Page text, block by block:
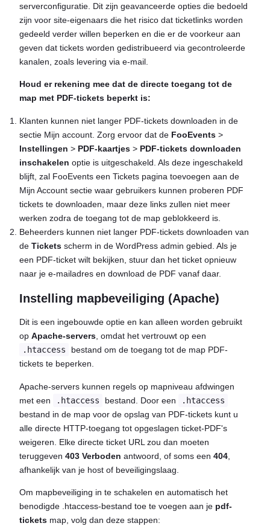
serverconfiguratie. Dit zijn geavanceerde opties die bedoeld
zijn voor site-eigenaars die het risico dat ticketlinks worden
gedeeld verder willen beperken en die er de voorkeur aan
geven dat tickets worden gedistribueerd via gecontroleerde
kanalen, zoals levering via e-mail.
Houd er rekening mee dat de directe toegang tot de
map met PDF-tickets beperkt is:
Klanten kunnen niet langer PDF-tickets downloaden in de
sectie Mijn account. Zorg ervoor dat de FooEvents >
Instellingen > PDF-kaartjes > PDF-tickets downloaden
inschakelen optie is uitgeschakeld. Als deze ingeschakeld
blijft, zal FooEvents een Tickets pagina toevoegen aan de
Mijn Account sectie waar gebruikers kunnen proberen PDF
tickets te downloaden, maar deze links zullen niet meer
werken zodra de toegang tot de map geblokkeerd is.
Beheerders kunnen niet langer PDF-tickets downloaden van
de Tickets scherm in de WordPress admin gebied. Als je
een PDF-ticket wilt bekijken, stuur dan het ticket opnieuw
naar je e-mailadres en download de PDF vanaf daar.
Instelling mapbeveiliging (Apache)
Dit is een ingebouwde optie en kan alleen worden gebruikt
op Apache-servers, omdat het vertrouwt op een
.htaccess
bestand om de toegang tot de map PDF-
tickets te beperken.
Apache-servers kunnen regels op mapniveau afdwingen
met een
.htaccess bestand. Door een
.htaccess
bestand in de map voor de opslag van PDF-tickets kunt u
alle directe HTTP-toegang tot opgeslagen ticket-PDF's
weigeren. Elke directe ticket URL zou dan moeten
teruggeven 403 Verboden antwoord, of soms een 404
afhankelijk van je host of beveiligingslaag.
Om mapbeveiliging in te schakelen en automatisch het
benodigde .htaccess-bestand toe te voegen aan je pdf-
tickets map, volg dan deze stappen: